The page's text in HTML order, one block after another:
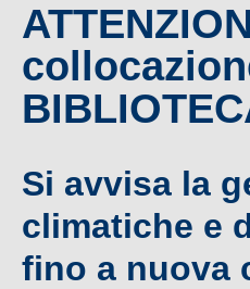
Si avvisa la
climatiche e
fino a nuova